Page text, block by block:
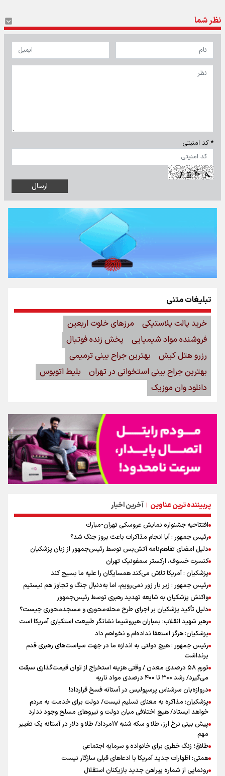
نظر شما
* کد امنیتی
پربیننده ترین عناوین | آخرین اخبار
افتتاحیه جشنواره نمايش عروسكى تهران-مبارك
رئیس جمهور : آیا انجام مذاکرات باعث بروز جنگ شد؟
دلیل امضای تفاهم‌نامه آتش‌بس توسط رئیس‌جمهور از زبان پزشکیان
کنسرت خسوف، ارکستر سمفونیک تهران
پزشکیان : آمریکا تلاش می‌کند همسایگان را علیه ما بسیج کند
رئیس جمهور : زیر بار زور نمی‌رویم، اما به‌دنبال جنگ و تجاوز هم نیستیم
واکنش پزشکیان به شایعه تهدید رهبری توسط رئیس‌جمهور
دلیل تأکید پزشکیان بر اجرای طرح محله‌محوری و مسجدمحوری چیست؟
رهبر شهید انقلاب: بمباران هیروشیما نشانگر طبیعت استکباری آمریکا است
پزشکیان: هرگز استعفا نداده‌ام و نخواهم داد
رئیس جمهور : هیچ دولتی به اندازه ما در جهت سیاست‌های رهبری قدم
برنداشت
تورم ۵۸ درصدی معدن / وقتی هزینه استخراج از توان قیمت‌گذاری سبقت
می‌گیرد/ رشد ۳۰۰ تا ۴۰۰ درصدی مواد ناریه
دروازه‌بان سرشناس پرسپولیس در آستانه فسخ قرارداد!
پزشکیان: مذاکره به معنای تسلیم نیست/ دولت برای خدمت به مردم
خواهد ایستاد/ هیچ اختلافی میان دولت و نیروهای مسلح وجود ندارد
پیش بینی نرخ ارز، طلا و سکه شنبه ۱۷مرداد/ طلا و دلار در آستانه یک تغییر
مهم
طلاق؛ زنگ خطری برای خانواده و سرمایه اجتماعی
همتی: اظهارات جدید آمریکا با ادعاهای قبلی سازگار نیست
رونمایی از شماره پیراهن جدید بازیکنان استقلال
تبلیغات متنی
خرید پالت پلاستیکی
مرزهای خلوت اربعین
فروشنده مواد شیمیایی
پخش زنده فوتبال
رزرو هتل کیش
بهترین جراح بینی ترمیمی
بهترین جراح بینی استخوانی در تهران
بلیط اتوبوس
دانلود وان موزیک